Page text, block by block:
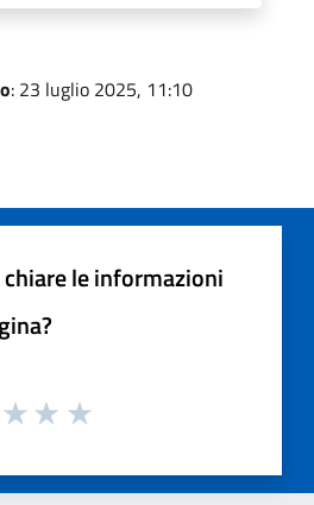
: 23 luglio 2025, 11:10
le informazioni